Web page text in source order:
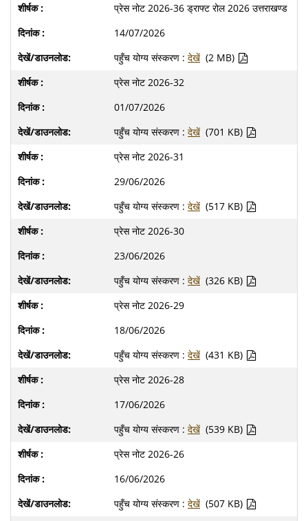
प्रेस नोट 2026-36 ड्राफ्ट रोल 2026 उत्तराखण्ड
14/07/2026
पहुँच योग्य संस्करण : देखें (2 MB)
प्रेस नोट 2026-32
01/07/2026
पहुँच योग्य संस्करण : देखें (701 KB)
प्रेस नोट 2026-31
29/06/2026
पहुँच योग्य संस्करण : देखें (517 KB)
प्रेस नोट 2026-30
23/06/2026
पहुँच योग्य संस्करण : देखें (326 KB)
प्रेस नोट 2026-29
18/06/2026
पहुँच योग्य संस्करण : देखें (431 KB)
प्रेस नोट 2026-28
17/06/2026
पहुँच योग्य संस्करण : देखें (539 KB)
प्रेस नोट 2026-26
16/06/2026
पहुँच योग्य संस्करण : देखें (507 KB)